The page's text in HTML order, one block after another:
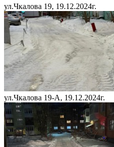
ул.Чкалова 19, 19.12.2024г.
ул.Чкалова 19-А, 19.12.2024г.